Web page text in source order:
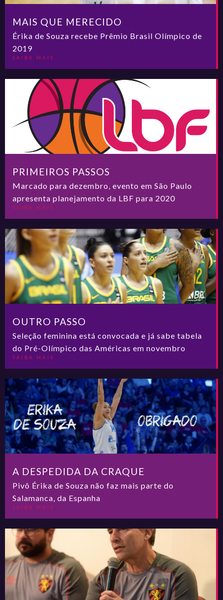
MAIS QUE MERECIDO
Érika de Souza recebe Prêmio Brasil Olímpico de
2019
SAIBA MAIS
PRIMEIROS PASSOS
Marcado para dezembro, evento em São Paulo
apresenta planejamento da LBF para 2020
SAIBA MAIS
OUTRO PASSO
Seleção feminina está convocada e já sabe tabela
do Pré-Olímpico das Américas em novembro
SAIBA MAIS
A DESPEDIDA DA CRAQUE
Pivô Érika de Souza não faz mais parte do
Salamanca, da Espanha
SAIBA MAIS